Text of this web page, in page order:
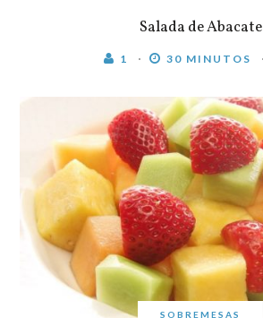
Salada de Abacate
1 30 MINUTOS
SOBREMESAS